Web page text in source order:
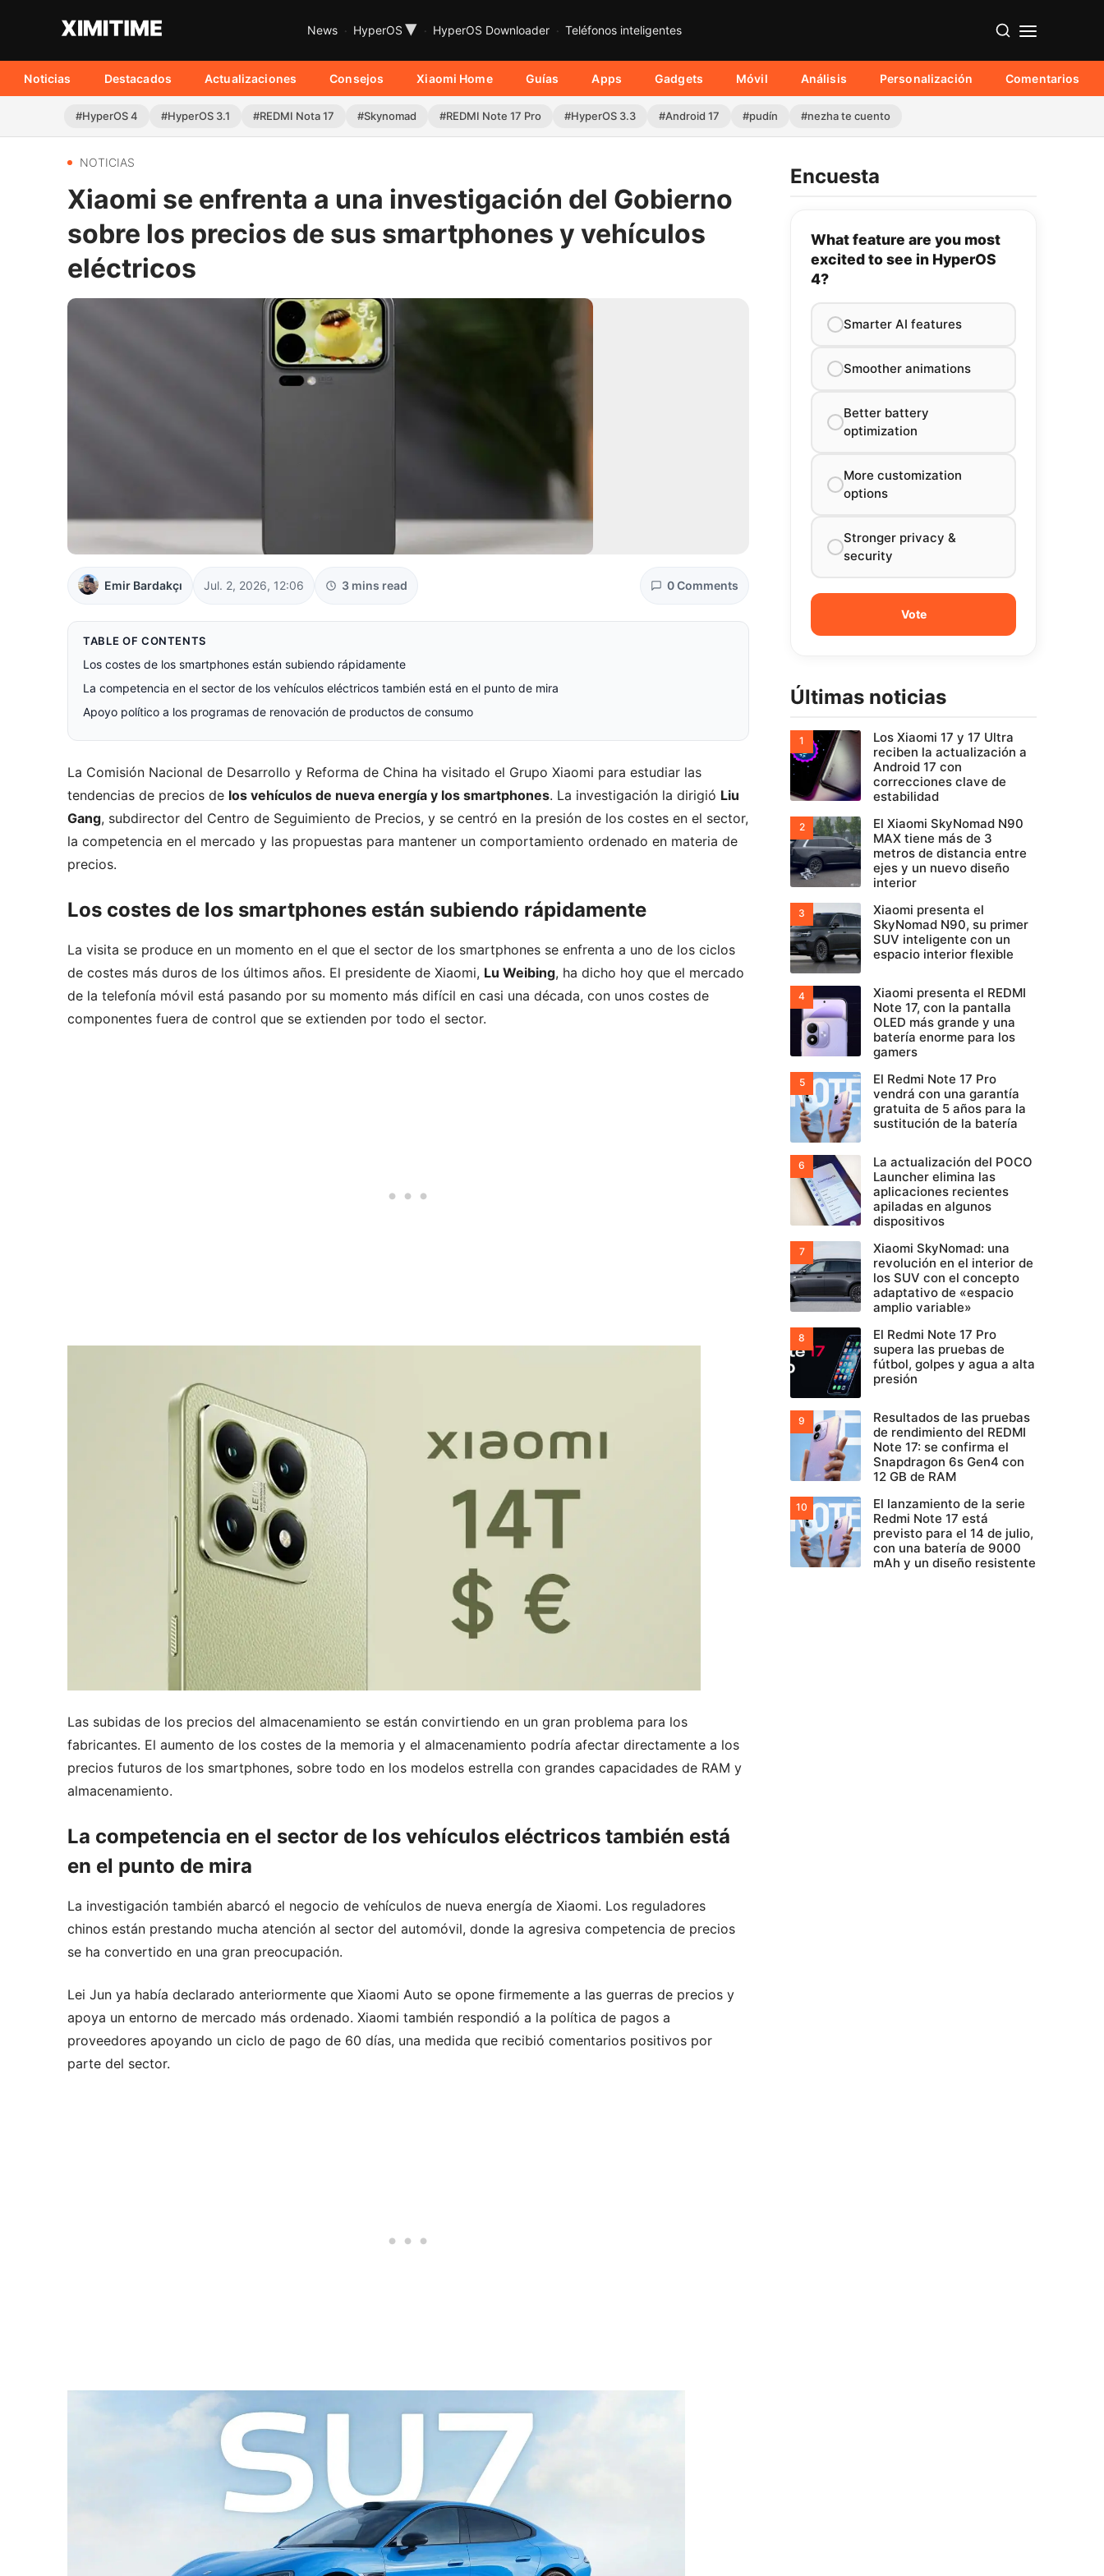
News HyperOS ▾ HyperOS Downloader Teléfonos inteligentes
Noticias Destacados Actualizaciones Consejos Xiaomi Home Guías Apps Gadgets Móvil Análisis Personalización Comentarios
#HyperOS 4 #HyperOS 3.1 #REDMI Nota 17 #Skynomad #REDMI Note 17 Pro #HyperOS 3.3 #Android 17 #pudín #nezha te cuento
NOTICIAS
Xiaomi se enfrenta a una investigación del Gobierno
sobre los precios de sus smartphones y vehículos
eléctricos
Emir Bardakçı Jul. 2, 2026, 12:06 3 mins read 0 Comments
TABLE OF CONTENTS
Los costes de los smartphones están subiendo rápidamente
La competencia en el sector de los vehículos eléctricos también está en el punto de mira
Apoyo político a los programas de renovación de productos de consumo
La Comisión Nacional de Desarrollo y Reforma de China ha visitado el Grupo Xiaomi para estudiar las
tendencias de precios de los vehículos de nueva energía y los smartphones. La investigación la dirigió Liu
Gang, subdirector del Centro de Seguimiento de Precios, y se centró en la presión de los costes en el sector,
la competencia en el mercado y las propuestas para mantener un comportamiento ordenado en materia de
precios.
Los costes de los smartphones están subiendo rápidamente
La visita se produce en un momento en el que el sector de los smartphones se enfrenta a uno de los ciclos
de costes más duros de los últimos años. El presidente de Xiaomi, Lu Weibing, ha dicho hoy que el mercado
de la telefonía móvil está pasando por su momento más difícil en casi una década, con unos costes de
componentes fuera de control que se extienden por todo el sector.
Las subidas de los precios del almacenamiento se están convirtiendo en un gran problema para los
fabricantes. El aumento de los costes de la memoria y el almacenamiento podría afectar directamente a los
precios futuros de los smartphones, sobre todo en los modelos estrella con grandes capacidades de RAM y
almacenamiento.
La competencia en el sector de los vehículos eléctricos también está
en el punto de mira
La investigación también abarcó el negocio de vehículos de nueva energía de Xiaomi. Los reguladores
chinos están prestando mucha atención al sector del automóvil, donde la agresiva competencia de precios
se ha convertido en una gran preocupación.
Lei Jun ya había declarado anteriormente que Xiaomi Auto se opone firmemente a las guerras de precios y
apoya un entorno de mercado más ordenado. Xiaomi también respondió a la política de pagos a
proveedores apoyando un ciclo de pago de 60 días, una medida que recibió comentarios positivos por
parte del sector.
Encuesta
What feature are you most
excited to see in HyperOS
4?
Smarter AI features
Smoother animations
Better battery
optimization
More customization
options
Stronger privacy &
security
Últimas noticias
Los Xiaomi 17 y 17 Ultra
reciben la actualización a
Android 17 con
correcciones clave de
estabilidad
El Xiaomi SkyNomad N90
MAX tiene más de 3
metros de distancia entre
ejes y un nuevo diseño
interior
Xiaomi presenta el
SkyNomad N90, su primer
SUV inteligente con un
espacio interior flexible
Xiaomi presenta el REDMI
Note 17, con la pantalla
OLED más grande y una
batería enorme para los
gamers
El Redmi Note 17 Pro
vendrá con una garantía
gratuita de 5 años para la
sustitución de la batería
La actualización del POCO
Launcher elimina las
aplicaciones recientes
apiladas en algunos
dispositivos
Xiaomi SkyNomad: una
revolución en el interior de
los SUV con el concepto
adaptativo de «espacio
amplio variable»
El Redmi Note 17 Pro
supera las pruebas de
fútbol, golpes y agua a alta
presión
Resultados de las pruebas
de rendimiento del REDMI
Note 17: se confirma el
Snapdragon 6s Gen4 con
12 GB de RAM
El lanzamiento de la serie
Redmi Note 17 está
previsto para el 14 de julio,
con una batería de 9000
mAh y un diseño resistente